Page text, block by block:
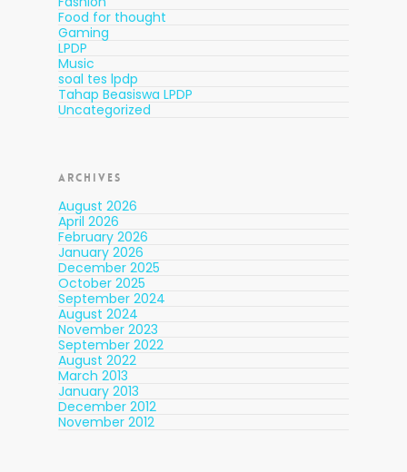
Food for thought
Gaming
LPDP
Music
soal tes lpdp
Tahap Beasiswa LPDP
Uncategorized
ARCHIVES
August 2026
April 2026
February 2026
January 2026
December 2025
October 2025
September 2024
August 2024
November 2023
September 2022
August 2022
March 2013
January 2013
December 2012
November 2012